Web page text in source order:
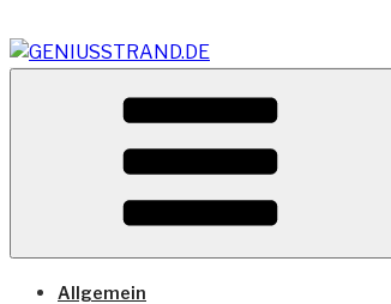
Inhalt
springen
Vom Geniusstrand zum JadeWeserPort/
Allgemein